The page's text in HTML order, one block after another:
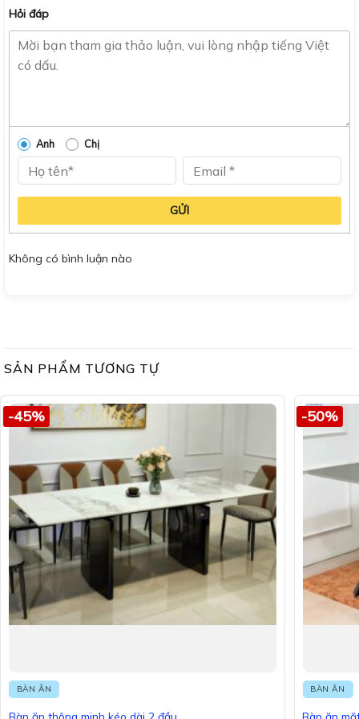
Hỏi đáp
Anh Chị
GỬI
Không có bình luận nào
SẢN PHẨM TƯƠNG TỰ
-45%
BÀN ĂN
Bàn ăn thông minh kéo dài 2 đầu
-50%
BÀN ĂN
Bàn ăn